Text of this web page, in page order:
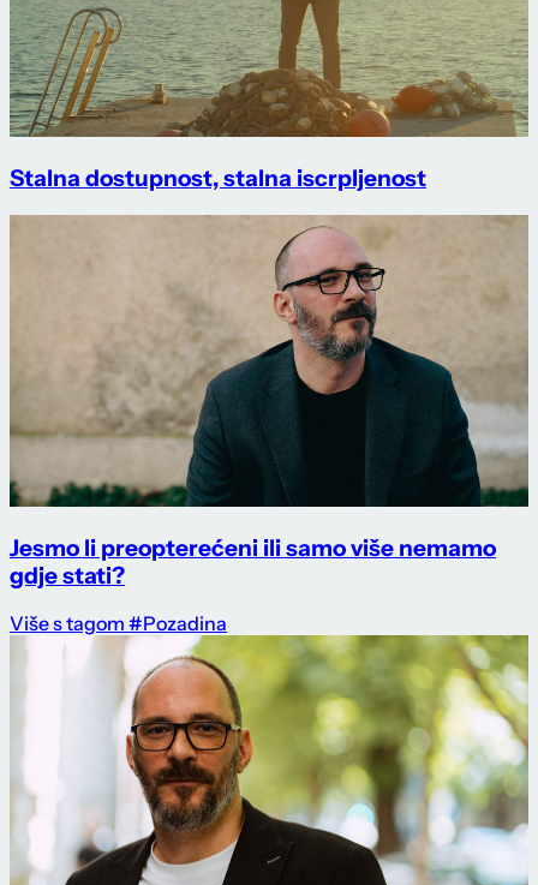
Stalna dostupnost, stalna iscrpljenost
Jesmo li preopterećeni ili samo više nemamo
gdje stati?
Više s tagom #Pozadina